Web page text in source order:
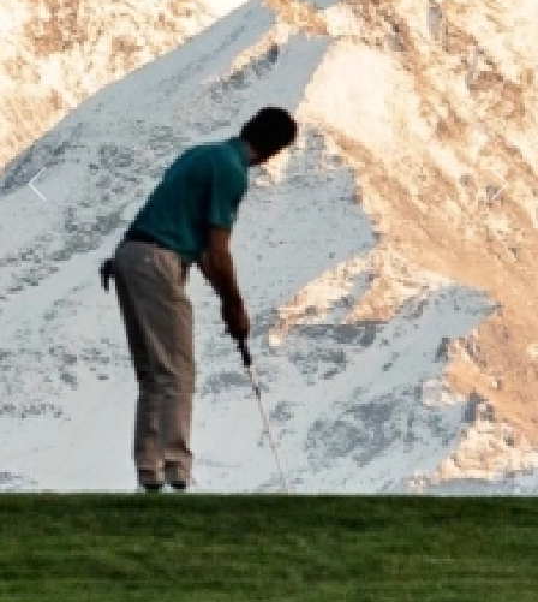
Previous Next